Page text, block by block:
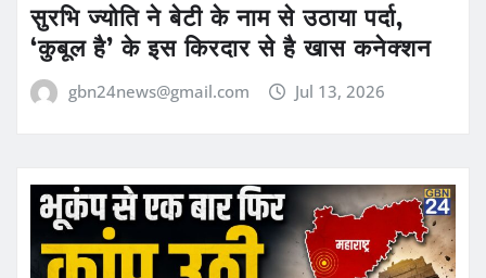
सुरभि ज्योति ने बेटी के नाम से उठाया पर्दा,
‘कुबूल है’ के इस किरदार से है खास कनेक्शन
gbn24news@gmail.com Jul 13, 2026